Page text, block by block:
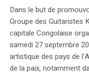
Dans le but de
Groupe des Guitaristes
capitale Congolaise
samedi 27 septembre
artistique des pays de
de la paix, notamment